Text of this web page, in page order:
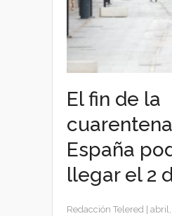
El fin de la
España
llegar el 2
Redacción Telered